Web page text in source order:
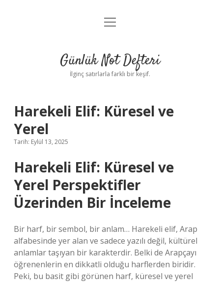
Anasayfa
Yasal Uyarı
menüyü
Günlük Not Defteri
İlginç satırlarla farklı bir keşif.
Harekeli Elif: Küresel ve
Yerel
Tarih: Eylül 13, 2025
Harekeli Elif: Küresel ve
Yerel Perspektifler
Üzerinden Bir İnceleme
Bir harf, bir sembol, bir anlam… Harekeli elif, Arap
alfabesinde yer alan ve sadece yazılı değil, kültürel
anlamlar taşıyan bir karakterdir. Belki de Arapçayı
öğrenenlerin en dikkatli olduğu harflerden biridir.
Peki, bu basit gibi görünen harf, küresel ve yerel